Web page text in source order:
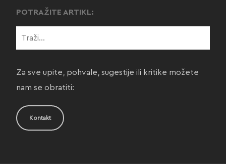
POTRAŽITE ARTIKL:
Za sve upite, pohvale, sugestije ili kritike možete
nam se obratiti:
Kontakt